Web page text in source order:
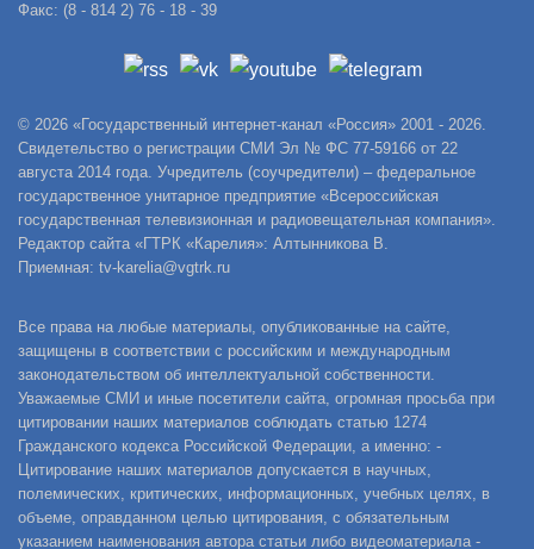
Факс: (8 - 814 2) 76 - 18 - 39
© 2026 «Государственный интернет-канал «Россия» 2001 - 2026.
Свидетельство о регистрации СМИ Эл № ФС 77-59166 от 22
августа 2014 года. Учредитель (соучредители) – федеральное
государственное унитарное предприятие «Всероссийская
государственная телевизионная и радиовещательная компания».
Редактор сайта «ГТРК «Карелия»: Алтынникова В.
Приемная: tv-karelia@vgtrk.ru
Все права на любые материалы, опубликованные на сайте,
защищены в соответствии с российским и международным
законодательством об интеллектуальной собственности.
Уважаемые СМИ и иные посетители сайта, огромная просьба при
цитировании наших материалов соблюдать статью 1274
Гражданского кодекса Российской Федерации, а именно: -
Цитирование наших материалов допускается в научных,
полемических, критических, информационных, учебных целях, в
объеме, оправданном целью цитирования, с обязательным
указанием наименования автора статьи либо видеоматериала -